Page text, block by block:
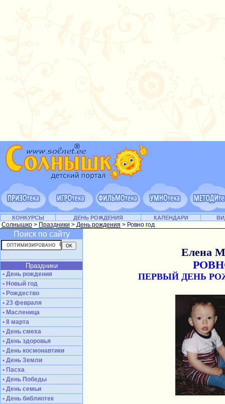
КОНКУРСЫ ДЕНЬ РОЖДЕНИЯ КАЛЕНДАРИ
Солнышко > Праздники > День рождения > Ровно год
Поиск по сайту
Праздники
• День рождения
• Новый год
• Рождество
• 23 февраля
• Масленица
• 8 марта
• День смеха
• День здоровья
• День космонавтики
• День Земли
• Пасха
• День Победы
• День семьи
• День библиотек
Елена
ПЕРВЫЙ ДЕНЬ